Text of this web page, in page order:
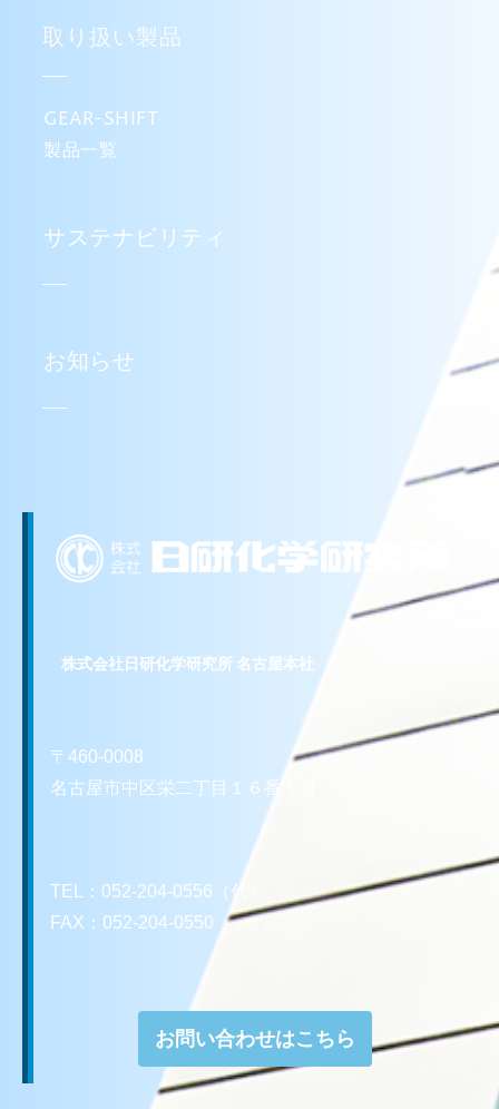
取り扱い製品
GEAR-SHIFT
製品一覧
サステナビリティ
お知らせ
株式会社日研化学研究所 名古屋本社
〒460-0008
名古屋市中区栄二丁目１６番１号
TEL：052-204-0556（代）
FAX：052-204-0550
お問い合わせはこちら
お問い合わせはこちら